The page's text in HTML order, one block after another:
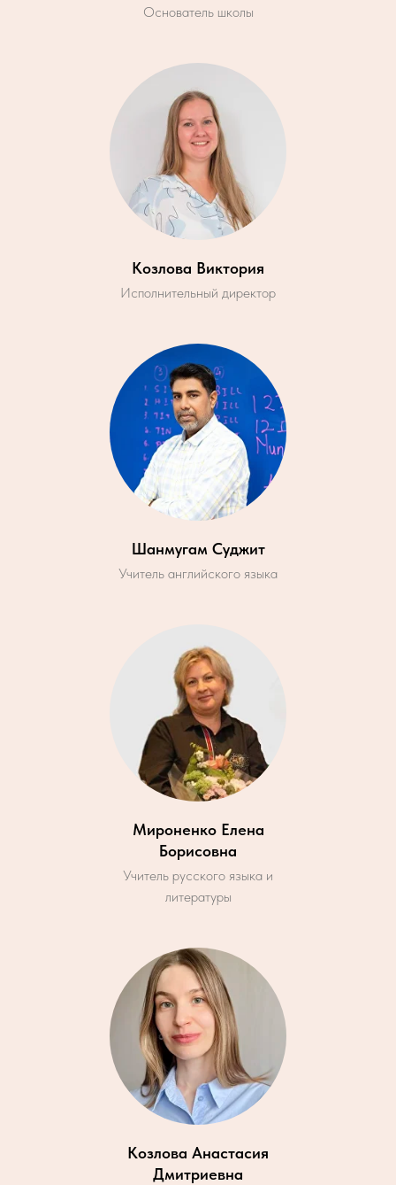
Основатель школы
Козлова Виктория
Исполнительный директор
Шанмугам Суджит
Учитель английского языка
Мироненко Елена
Борисовна
Учитель русского языка и
литературы
Козлова Анастасия
Дмитриевна